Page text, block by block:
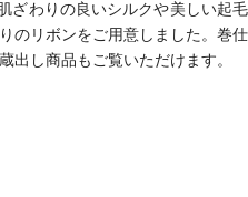
ざわりの良いシルクや美しい起毛
のリボンをご用意しました。巻仕
出し商品もご覧いただけます。